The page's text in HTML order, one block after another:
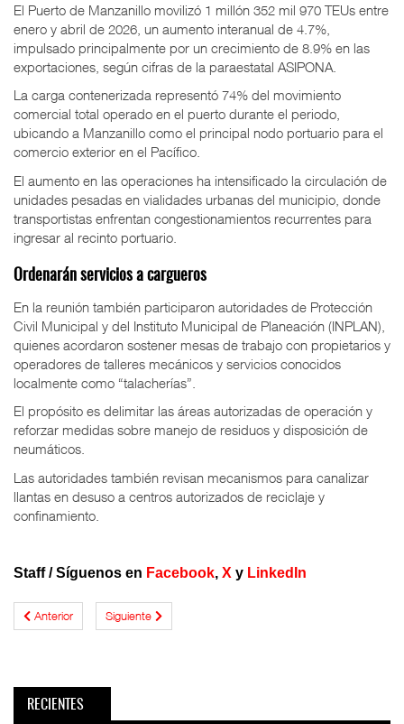
El Puerto de Manzanillo movilizó 1 millón 352 mil 970 TEUs entre
enero y abril de 2026, un aumento interanual de 4.7%,
impulsado principalmente por un crecimiento de 8.9% en las
exportaciones, según cifras de la paraestatal ASIPONA.
La carga contenerizada representó 74% del movimiento
comercial total operado en el puerto durante el periodo,
ubicando a Manzanillo como el principal nodo portuario para el
comercio exterior en el Pacífico.
El aumento en las operaciones ha intensificado la circulación de
unidades pesadas en vialidades urbanas del municipio, donde
transportistas enfrentan congestionamientos recurrentes para
ingresar al recinto portuario.
Ordenarán servicios a cargueros
En la reunión también participaron autoridades de Protección
Civil Municipal y del Instituto Municipal de Planeación (INPLAN),
quienes acordaron sostener mesas de trabajo con propietarios y
operadores de talleres mecánicos y servicios conocidos
localmente como “talacherías”.
El propósito es delimitar las áreas autorizadas de operación y
reforzar medidas sobre manejo de residuos y disposición de
neumáticos.
Las autoridades también revisan mecanismos para canalizar
llantas en desuso a centros autorizados de reciclaje y
confinamiento.
Staff/Síguenos en Facebook, X y LinkedIn
Anterior Siguiente
RECIENTES